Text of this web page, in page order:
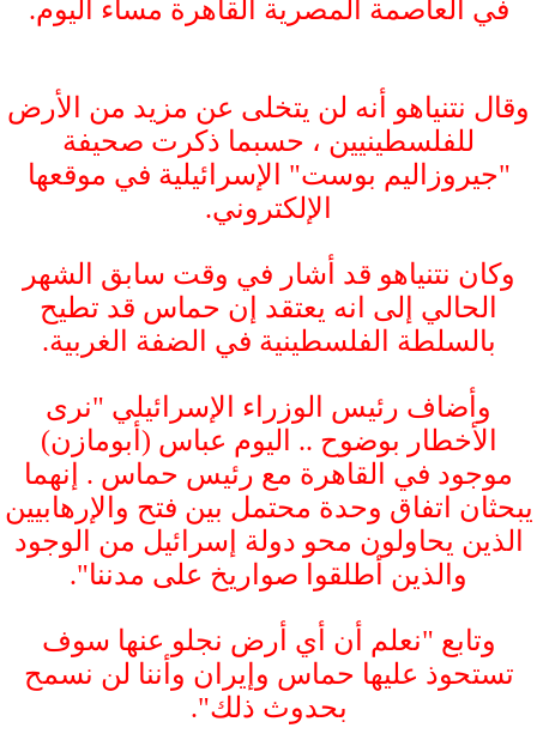
في العاصمة المصرية القاهرة مساء اليوم.
وقال نتنياهو أنه لن يتخلى عن مزيد من الأرض
للفلسطينيين ، حسبما ذكرت صحيفة
"جيروزاليم بوست" الإسرائيلية في موقعها
الإلكتروني.
وكان نتنياهو قد أشار في وقت سابق الشهر
الحالي إلى انه يعتقد إن حماس قد تطيح
بالسلطة الفلسطينية في الضفة الغربية.
وأضاف رئيس الوزراء الإسرائيلي "نرى
الأخطار بوضوح .. اليوم عباس (أبومازن)
موجود في القاهرة مع رئيس حماس . إنهما
يبحثان اتفاق وحدة محتمل بين فتح والإرهابيين
الذين يحاولون محو دولة إسرائيل من الوجود
والذين أطلقوا صواريخ على مدننا".
وتابع "نعلم أن أي أرض نجلو عنها سوف
تستحوذ عليها حماس وإيران وأننا لن نسمح
بحدوث ذلك".